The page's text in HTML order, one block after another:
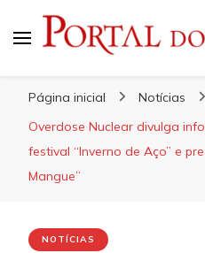
Página inicial
Notícias
Overdose Nuclear divulga
festival “Inverno de Aço” e
Mangue”
NOTÍCIAS